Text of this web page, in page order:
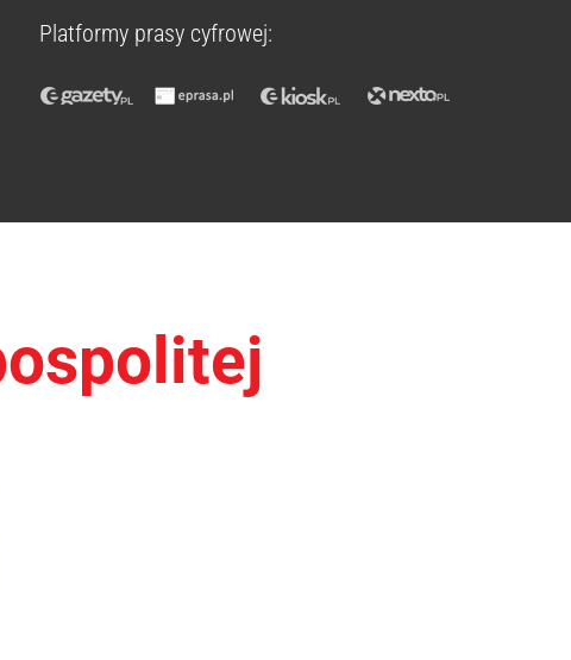
Platformy prasy cyfrowej: